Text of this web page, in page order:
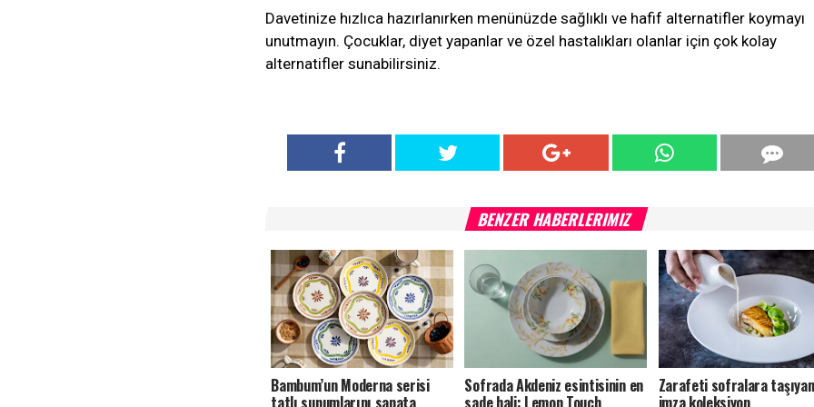
Davetinize hızlıca hazırlanırken menünüzde sağlıklı ve hafif alternatifler koymayı
unutmayın. Çocuklar, diyet yapanlar ve özel hastalıkları olanlar için çok kolay
alternatifler sunabilirsiniz.
BENZER HABERLERIMIZ
Bambum’un Moderna serisi Sofrada Akdeniz esintisinin en Zarafeti sofralara taşıyan